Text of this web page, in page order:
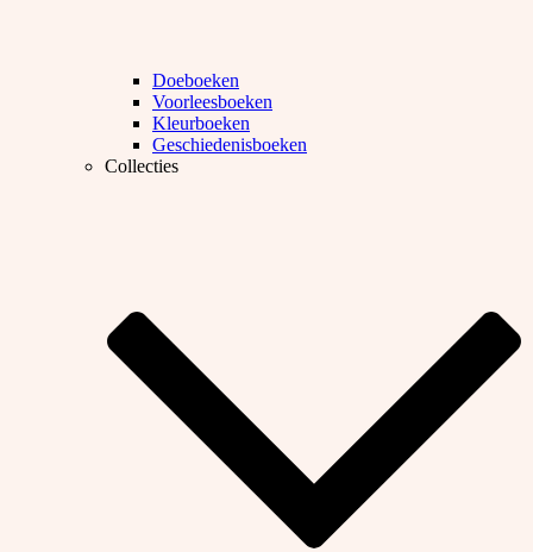
Doeboeken
Voorleesboeken
Kleurboeken
Geschiedenisboeken
Collecties